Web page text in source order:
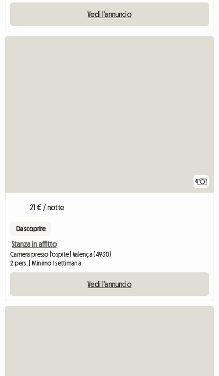
Vedi l'annuncio
4
21 € / notte
Da scoprire
Stanza in affitto
Camera presso l'ospite | Valença (4930)
2 pers. | Minimo 1 settimana
Vedi l'annuncio